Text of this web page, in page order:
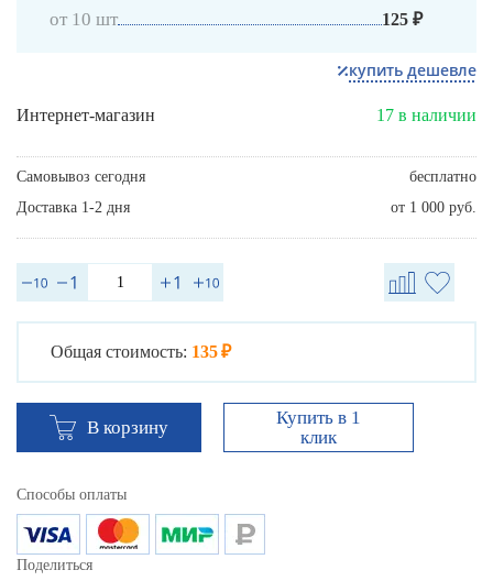
от 10 шт 125 ₽
купить дешевле
Интернет-магазин 17 в наличии
Самовывоз сегодня
бесплатно
Доставка 1-2 дня
от 1 000 руб.
Общая стоимость: 135 ₽
В корзину
Купить в 1
клик
Способы оплаты
Поделиться